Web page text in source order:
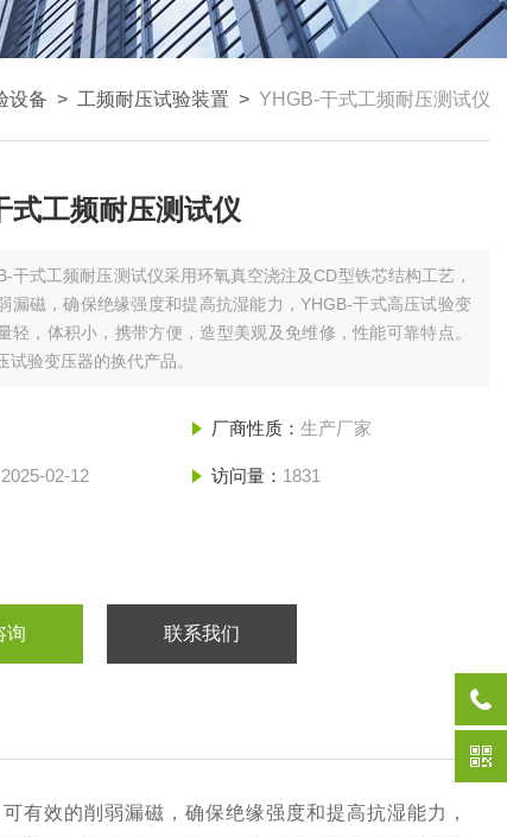
设备 > 工频耐压试验装置 > YHGB-干式工频耐压测试仪
式工频耐压测试仪
干式工频耐压测试仪采用环氧真空浇注及CD型铁芯结构工艺，
漏磁，确保绝缘强度和提高抗湿能力，YHGB-干式高压试验变
轻，体积小，携带方便，造型美观及免维修，性能可靠特点。
试验变压器的换代产品。
厂商性质： 生产厂家
2025-02-12 访问量： 1831
询 联系我们
有效的削弱漏磁，确保绝缘强度和提高抗湿能力，